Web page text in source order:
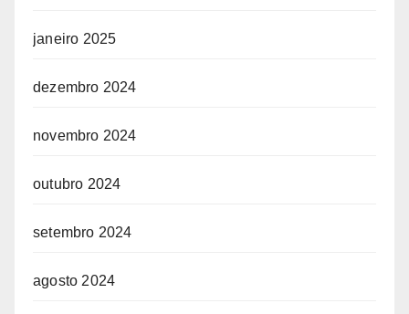
janeiro 2025
dezembro 2024
novembro 2024
outubro 2024
setembro 2024
agosto 2024